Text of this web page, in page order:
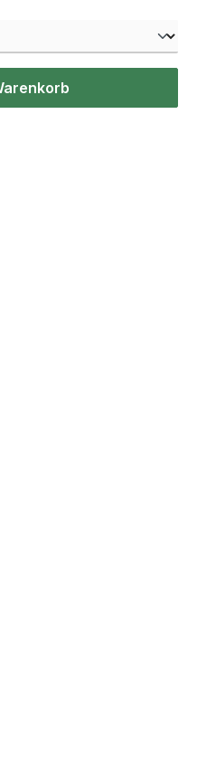
benutze die Schaltflächen